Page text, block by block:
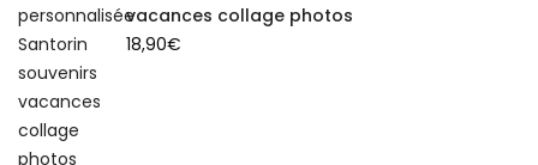
vacances collage photos
18,90€